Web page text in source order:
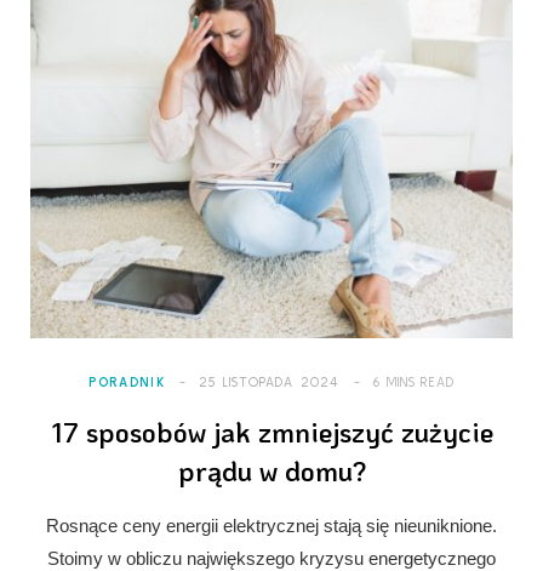
PORADNIK 25 LISTOPADA 2024 6 MINS READ
17 sposobów jak zmniejszyć zużycie
prądu w domu?
Rosnące ceny energii elektrycznej stają się nieuniknione.
Stoimy w obliczu największego kryzysu energetycznego